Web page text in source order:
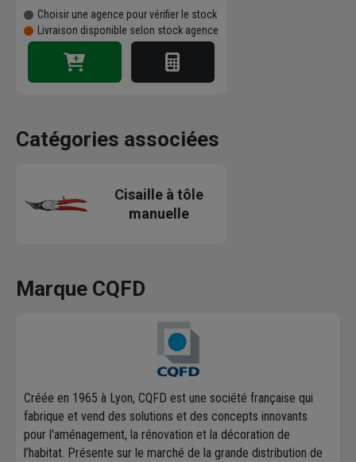
Choisir une agence pour vérifier le stock
Livraison disponible selon stock agence
Catégories associées
Cisaille à tôle
manuelle
Marque CQFD
Créée en 1965 à Lyon, CQFD est une société française qui
fabrique et vend des solutions et des concepts innovants
pour l'aménagement, la rénovation et la décoration de
l’habitat. Présente sur le marché de la grande distribution de